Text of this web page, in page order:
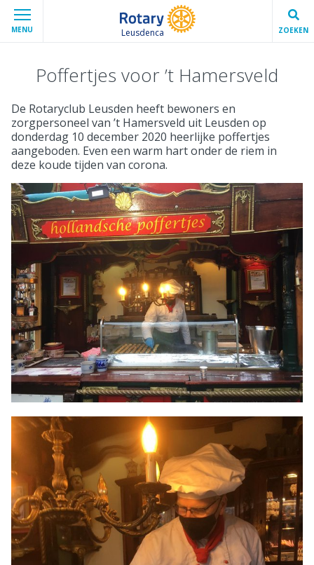
MENU Leusdenca ZOEKEN
Poffertjes voor ’t Hamersveld
De Rotaryclub Leusden heeft bewoners en
zorgpersoneel van ’t Hamersveld uit Leusden op
donderdag 10 december 2020 heerlijke poffertjes
aangeboden. Even een warm hart onder de riem in
deze koude tijden van corona.